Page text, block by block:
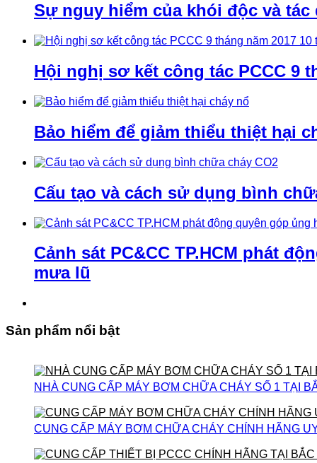
Sự nguy hiểm của khói độc và
Hội nghị sơ kết công tác PCCC 9
Bảo hiểm để giảm thiểu thiệt hại
Cấu tạo và cách sử dụng bình
Cảnh sát PC&CC TP.HCM phát
mưa lũ
Sản phẩm nổi bật
NHÀ CUNG CẤP MÁY BƠM CHỮA CHÁY SỐ 1 TẠI
CUNG CẤP MÁY BƠM CHỮA CHÁY CHÍNH HÃNG